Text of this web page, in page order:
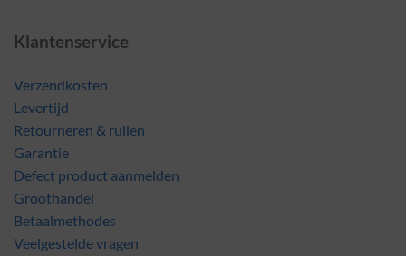
Klantenservice
Verzendkosten
Levertijd
Retourneren & ruilen
Garantie
Defect product aanmelden
Groothandel
Betaalmethodes
Veelgestelde vragen